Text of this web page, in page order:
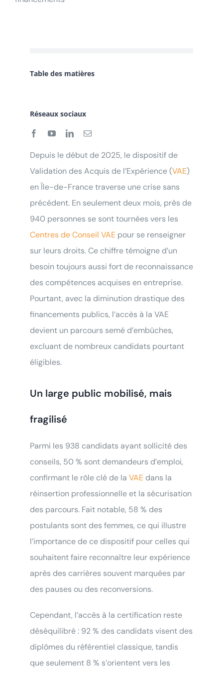
Table des matières
Réseaux sociaux
Depuis le début de 2025, le dispositif de
Validation des Acquis de l’Expérience (VAE)
en Île-de-France traverse une crise sans
précédent. En seulement deux mois, près de
940 personnes se sont tournées vers les
Centres de Conseil VAEpour se renseigner
sur leurs droits. Ce chiffre témoigne d’un
besoin toujours aussi fort de reconnaissance
des compétences acquises en entreprise.
Pourtant, avec la diminution drastique des
financements publics, l’accès à la VAE
devient un parcours semé d’embûches,
excluant de nombreux candidats pourtant
éligibles.
Un large public mobilisé, mais
fragilisé
Parmi les 938 candidats ayant sollicité des
conseils, 50 % sont demandeurs d’emploi,
confirmant le rôle clé de la VAE dans la
réinsertion professionnelle et la sécurisation
des parcours. Fait notable, 58 % des
postulants sont des femmes, ce qui illustre
l’importance de ce dispositif pour celles qui
souhaitent faire reconnaître leur expérience
après des carrières souvent marquées par
des pauses ou des reconversions.
Cependant, l’accès à la certification reste
déséquilibré : 92 % des candidats visent des
diplômes du référentiel classique, tandis
que seulement 8 % s’orientent vers les